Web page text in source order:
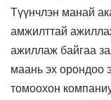
Түүнчлэн манай
амжилттай
ажиллаж байгаа
маань эх орондоо
томоохон